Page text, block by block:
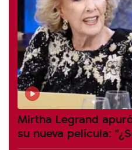
Mirtha Legrand
su nueva película: